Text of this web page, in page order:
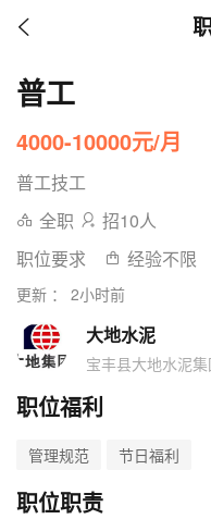
普工
4000-10000元/月
普工技工
全职
招10人
职位要求
经验不限
更新 ： 2小时前
大地水泥
宝丰县大地水泥集
职位福利
管理规范 节日福利
职位职责